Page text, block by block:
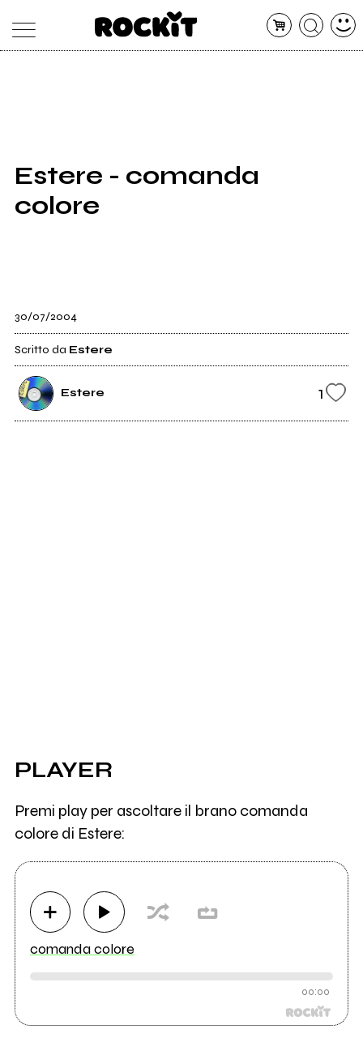
SHOP
RADIO
Estere - comanda
colore
30/07/2004
Scritto da Estere
Estere 1
PLAYER
Premi play per ascoltare il brano comanda
colore di Estere:
comanda colore
00:00